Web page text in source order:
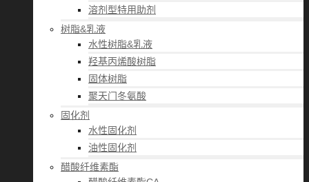
溶剂型特用助剂
树脂&乳液
水性树脂&乳液
羟基丙烯酸树脂
固体树脂
聚天门冬氨酸
固化剂
水性固化剂
油性固化剂
醋酸纤维素酯